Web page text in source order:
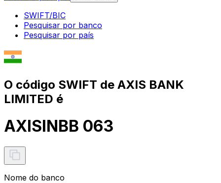
SWIFT/BIC
Pesquisar por banco
Pesquisar por país
O código SWIFT de AXIS BANK
LIMITED é
AXISINBB 063
Nome do banco